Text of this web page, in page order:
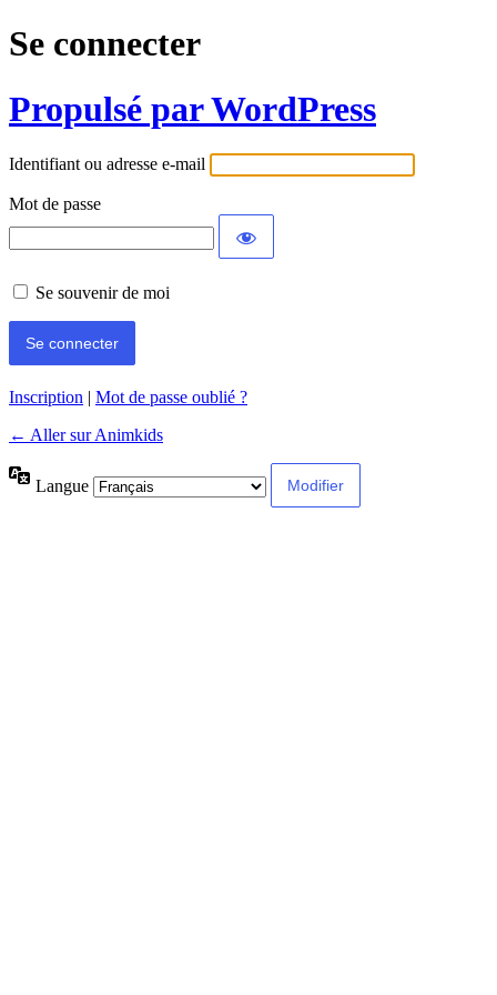
Se connecter
Propulsé par WordPress
Identifiant ou adresse e-mail
Mot de passe
Se souvenir de moi
Inscription | Mot de passe oublié ?
← Aller sur Animkids
Langue